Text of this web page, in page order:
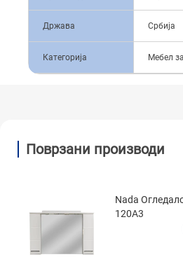
Држава Србија
Категорија Мебел
Поврзани производи
Nada
120A3